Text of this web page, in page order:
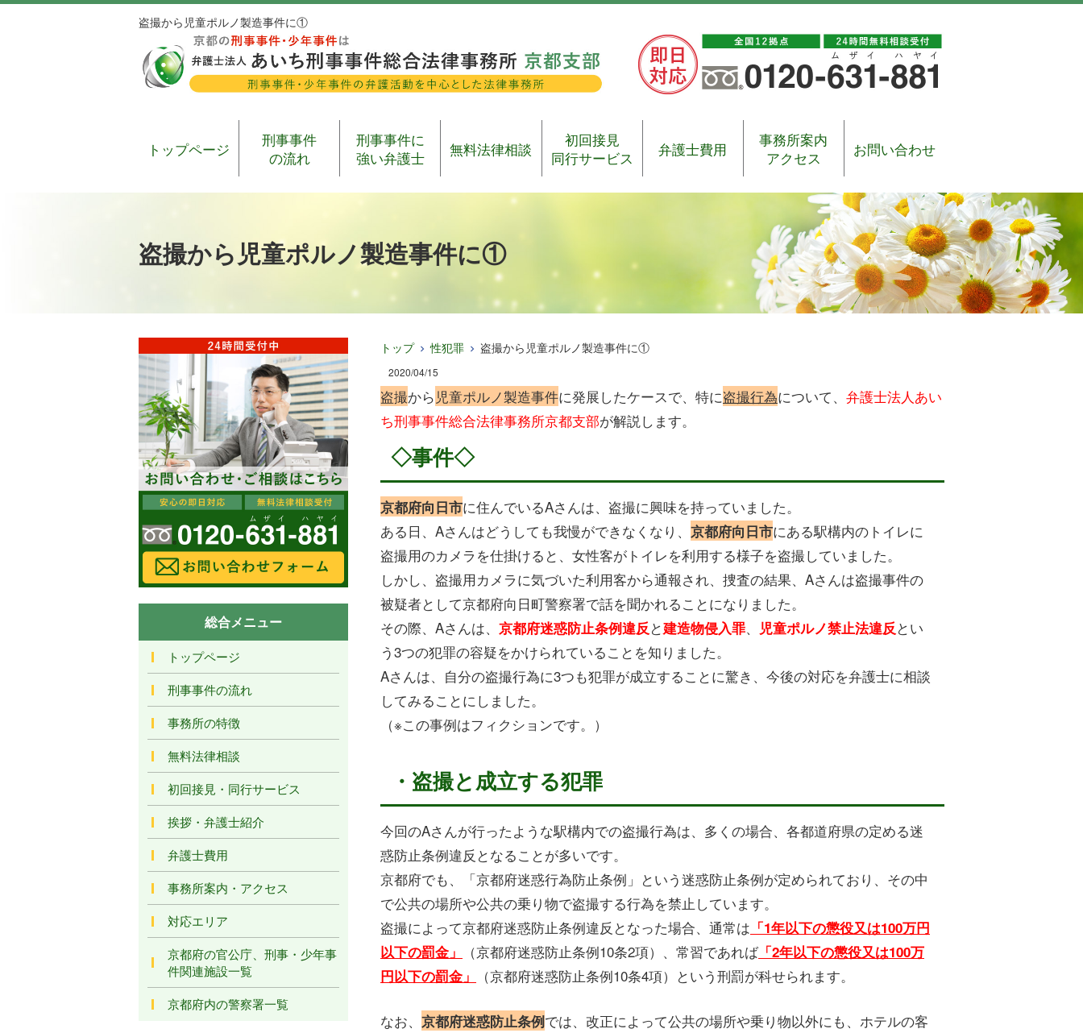
盗撮から児童ポルノ製造事件に①
トップページ
刑事事件
の流れ
刑事事件に
強い弁護士
無料法律相談
初回接見
同行サービス
弁護士費用
事務所案内
アクセス
お問い合わせ
盗撮から児童ポルノ製造事件に①
トップ 性犯罪 盗撮から児童ポルノ製造事件に①
2020/04/15
盗撮から 児童ポルノ製造事件に発展したケースで、特に盗撮行為について、 弁護士法人あい
ち刑事事件総合法律事務所京都支部が解説します。
◇事件◇
京都府向日市に住んでいるAさんは、盗撮に興味を持っていました。
ある日、Aさんはどうしても我慢ができなくなり、 京都府向日市にある駅構内のトイレに
盗撮用のカメラを仕掛けると、女性客がトイレを利用する様子を盗撮していました。
しかし、盗撮用カメラに気づいた利用客から通報され、捜査の結果、Aさんは盗撮事件の
被疑者として京都府向日町警察署で話を聞かれることになりました。
その際、Aさんは、 京都府迷惑防止条例違反と建造物侵入罪、 児童ポルノ禁止法違反とい
う3つの犯罪の容疑をかけられていることを知りました。
Aさんは、自分の盗撮行為に3つも犯罪が成立することに驚き、今後の対応を弁護士に相談
してみることにしました。
（※この事例はフィクションです。）
・盗撮と成立する犯罪
今回のAさんが行ったような駅構内での盗撮行為は、多くの場合、各都道府県の定める迷
惑防止条例違反となることが多いです。
京都府でも、「京都府迷惑行為防止条例」という迷惑防止条例が定められており、その中
で公共の場所や公共の乗り物で盗撮する行為を禁止しています。
盗撮によって京都府迷惑防止条例違反となった場合、通常は 「1年以下の懲役又は100万円
以下の罰金」
（京都府迷惑防止条例10条2項）、常習であれば「2年以下の懲役又は100万
円以下の罰金」
（京都府迷惑防止条例10条4項）という刑罰が科せられます。
なお、 京都府迷惑防止条例では、改正によって公共の場所や乗り物以外にも、ホテルの客
総合メニュー
トップページ
刑事事件の流れ
事務所の特徴
無料法律相談
初回接見・同行サービス
挨拶・弁護士紹介
弁護士費用
事務所案内・アクセス
対応エリア
京都府の官公庁、刑事・少年事
件関連施設一覧
京都府内の警察署一覧